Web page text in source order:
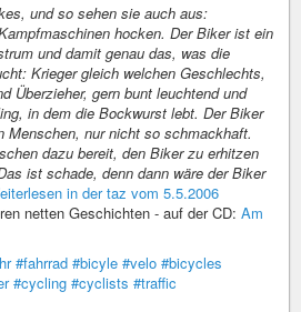
und so sehen sie auch aus:
hocken. Der Biker ist ein
und damit genau das, was die
Krieger gleich welchen Geschlechts,
Überzieher, gern bunt leuchtend und
in dem die Bockwurst lebt. Der Biker
Menschen, nur nicht so schmackhaft.
dazu bereit, den Biker zu erhitzen
ist schade, denn dann wäre der Biker
in der taz vom 5.5.2006
netten Geschichten - auf der CD: Am
#fahrrad #bicyle #velo #bicycles
#cycling #cyclists #traffic